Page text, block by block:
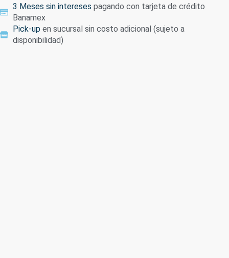
3 Meses sin intereses pagando con tarjeta de crédito
Banamex
Pick-up en sucursal sin costo adicional (sujeto a
disponibilidad)